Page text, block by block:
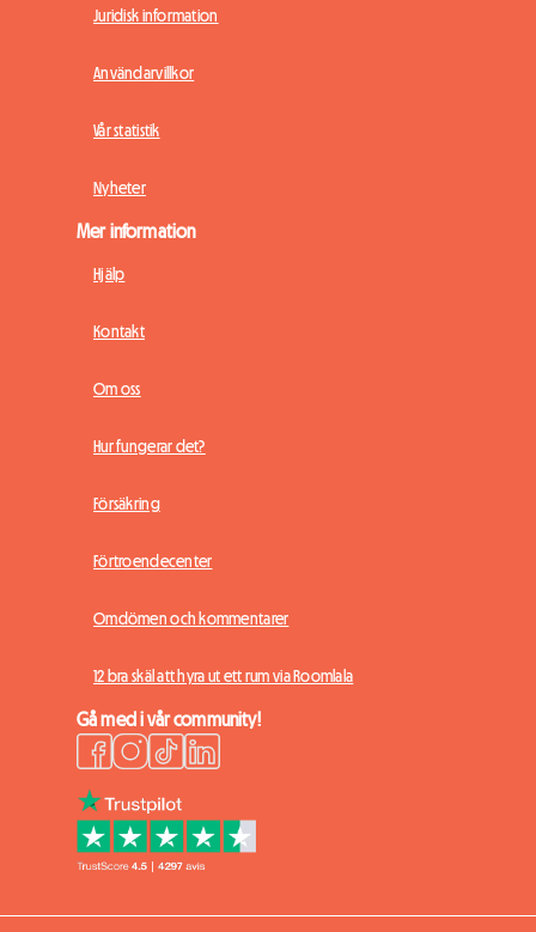
Juridisk information
Användarvillkor
Vår statistik
Nyheter
Mer information
Hjälp
Kontakt
Om oss
Hur fungerar det?
Försäkring
Förtroendecenter
Omdömen och kommentarer
12 bra skäl att hyra ut ett rum via Roomlala
Gå med i vår community!